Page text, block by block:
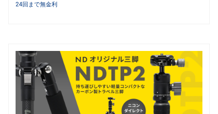
24回まで無金利